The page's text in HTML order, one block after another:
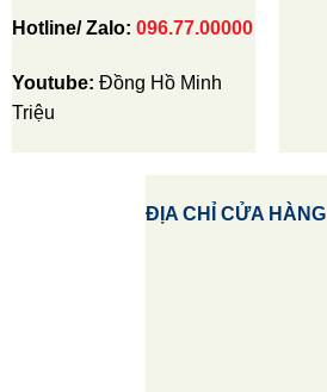
Hotline/ Zalo: 096.77.00000
Youtube: Đồng Hồ Minh
Triệu
ĐỊA CHỈ CỬA HÀNG